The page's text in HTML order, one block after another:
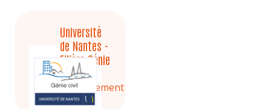
Université
de Nantes -
Filière Génie
Civil
Etablissement
de